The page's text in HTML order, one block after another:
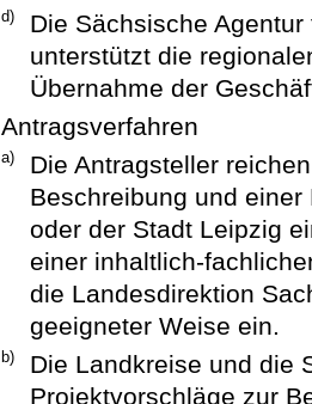
d)
Die Sächsische
unterstützt die
Übernahme der
Antragsverfahren
a)
Die Antragsteller
Beschreibung und
oder der Stadt Leipzig
einer inhaltlich-
die Landesdirektion
geeigneter Weise ein.
b)
Die Landkreise und die
Projektvorschläge zur